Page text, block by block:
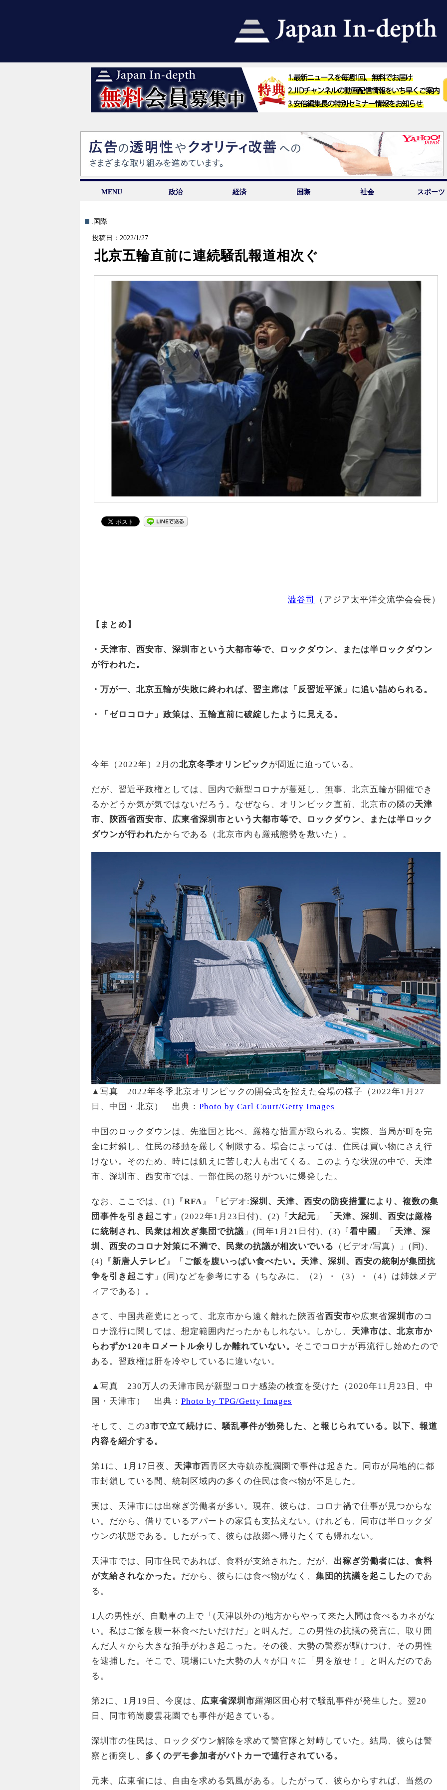
MENU 政治 経済 国際 社会 スポーツ
.国際
投稿日：2022/1/27
北京五輪直前に連続騒乱報道相次ぐ
澁谷司 （アジア太平洋交流学会会長）
【まとめ】
・天津市、西安市、深圳市という大都市等で、ロックダウン、または半ロックダウン
が行われた。
・万が一、北京五輪が失敗に終われば、習主席は「反習近平派」に追い詰められる。
・「ゼロコロナ」政策は、五輪直前に破綻したように見える。
今年（2022年）2月の北京冬季オリンピック が間近に迫っている。
だが、習近平政権としては、国内で新型コロナが蔓延し、無事、北京五輪が開催でき
るかどうか気が気ではないだろう。なぜなら、オリンピック直前、北京市の隣の天津
市、陝西省西安市、広東省深圳市という大都市等で、ロックダウン、または半ロック
ダウンが行われたからである（北京市内も厳戒態勢を敷いた）。
▲写真 2022年冬季北京オリンピックの開会式を控えた会場の様子（2022年1月27
日、中国・北京） 出典： Photo by Carl Court/Getty Images
中国のロックダウンは、先進国と比べ、厳格な措置が取られる。実際、当局が町を完
全に封鎖し、住民の移動を厳しく制限する。場合によっては、住民は買い物にさえ行
けない。そのため、時には飢えに苦しむ人も出てくる。このような状況の中で、天津
市、深圳市、西安市では、一部住民の怒りがついに爆発した。
なお、ここでは、(1)『RFA』「ビデオ:深圳、天津、西安の防疫措置により、複数の集
団事件を引き起こす 」(2022年1月23日付)、(2)『 大紀元』「 天津、深圳、西安は厳格
に統制され、民衆は相次ぎ集団で抗議 」(同年1月21日付)、(3)『看中國 』「 天津、深
圳、西安のコロナ対策に不満で、民衆の抗議が相次いでいる
（ビデオ/写真）」(同)、
(4)『新唐人テレビ』「 ご飯を腹いっぱい食べたい。天津、深圳、西安の統制が集団抗
争を引き起こす 」(同)などを参考にする（ちなみに、（2）・（3）・（4）は姉妹メデ
ィアである）。
さて、中国共産党にとって、北京市から遠く離れた陝西省西安市や広東省深圳市のコ
ロナ流行に関しては、想定範囲内だったかもしれない。しかし、 天津市は、北京市か
らわずか120キロメートル余りしか離れていない。 そこでコロナが再流行し始めたので
ある。習政権は肝を冷やしているに違いない。
▲写真 230万人の天津市民が新型コロナ感染の検査を受けた（2020年11月23日、中
国・天津市） 出典： Photo by TPG/Getty Images
そして、この3市で立て続けに、騒乱事件が勃発した、と報じられている。以下、報道
内容を紹介する。
第1に、1月17日夜、 天津市西青区大寺鎮赤龍瀾園で事件は起きた。同市が局地的に都
市封鎖している間、統制区域内の多くの住民は食べ物が不足した。
実は、天津市には出稼ぎ労働者が多い。現在、彼らは、コロナ禍で仕事が見つからな
い。だから、借りているアパートの家賃も支払えない。けれども、同市は半ロックダ
ウンの状態である。したがって、彼らは故郷へ帰りたくても帰れない。
天津市では、同市住民であれば、食料が支給された。だが、 出稼ぎ労働者には、食料
が支給されなかった。 だから、彼らには食べ物がなく、 集団的抗議を起こしたのであ
る。
1人の男性が、自動車の上で「(天津以外の)地方からやって来た人間は食べるカネがな
い。私はご飯を腹一杯食べたいだけだ」と叫んだ。この男性の抗議の発言に、取り囲
んだ人々から大きな拍手がわき起こった。その後、大勢の警察が駆けつけ、その男性
を逮捕した。そこで、現場にいた大勢の人々が口々に「男を放せ！」と叫んだのであ
る。
第2に、1月19日、今度は、 広東省深圳市羅湖区田心村で騒乱事件が発生した。翌20
日、同市筍崗慶雲花園でも事件が起きている。
深圳市の住民は、ロックダウン解除を求めて警官隊と対峙していた。結局、彼らは警
察と衝突し、 多くのデモ参加者がパトカーで連行されている。
元来、広東省には、自由を求める気風がある。したがって、彼らからすれば、当然の